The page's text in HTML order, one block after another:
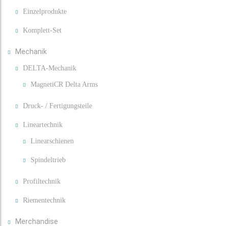
Einzelprodukte
Komplett-Set
Mechanik
DELTA-Mechanik
MagnetiCR Delta Arms
Druck- / Fertigungsteile
Lineartechnik
Linearschienen
Spindeltrieb
Profiltechnik
Riementechnik
Merchandise